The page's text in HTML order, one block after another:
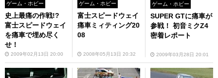
ゲーム・ホビー
史上最痛の作戦!?
富士スピードウェイ
を痛車で埋め尽く
せ！
2009年02月13日 20:00
ゲーム・ホビー
富士スピードウェイ
痛車ミィティング20
08
2008年05月13日 20:32
ゲーム・ホビー
SUPER GTに痛車が
参戦！ 初音ミクZ4
密着レポート
2009年03月28日 20:01